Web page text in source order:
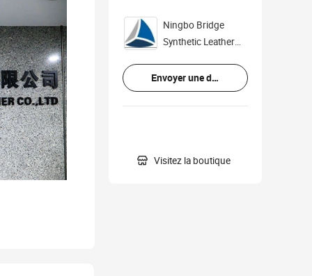
Ningbo Bridge
Synthetic Leather
Envoyer une demande
 Visitez la boutique